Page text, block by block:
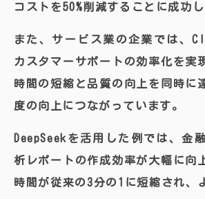
コストを50%削減することに成功し
また、サービス業の企業では、
カスタマーサポートの効率化を実
時間の短縮と品質の向上を同時に
度の向上につながっています。
DeepSeekを活用した例では、金
析レポートの作成効率が大幅に向
時間が従来の3分の1に短縮され、